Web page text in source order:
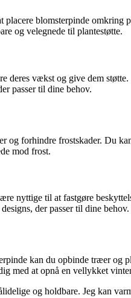
blomsterpinde
og velegnede til plantestøtte.
vækst og give dem
passer til dine behov.
og forhindre frostskader. Du
mod frost.
nyttige til at fastgøre
der passer til dine behov.
kan du opbinde træer og
med at opnå en vellykket
og holdbare. Jeg kan